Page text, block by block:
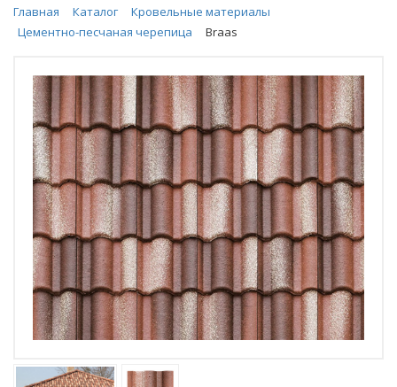
Главная Каталог
Кровельные материалы
Цементно-песчаная черепица
Braas